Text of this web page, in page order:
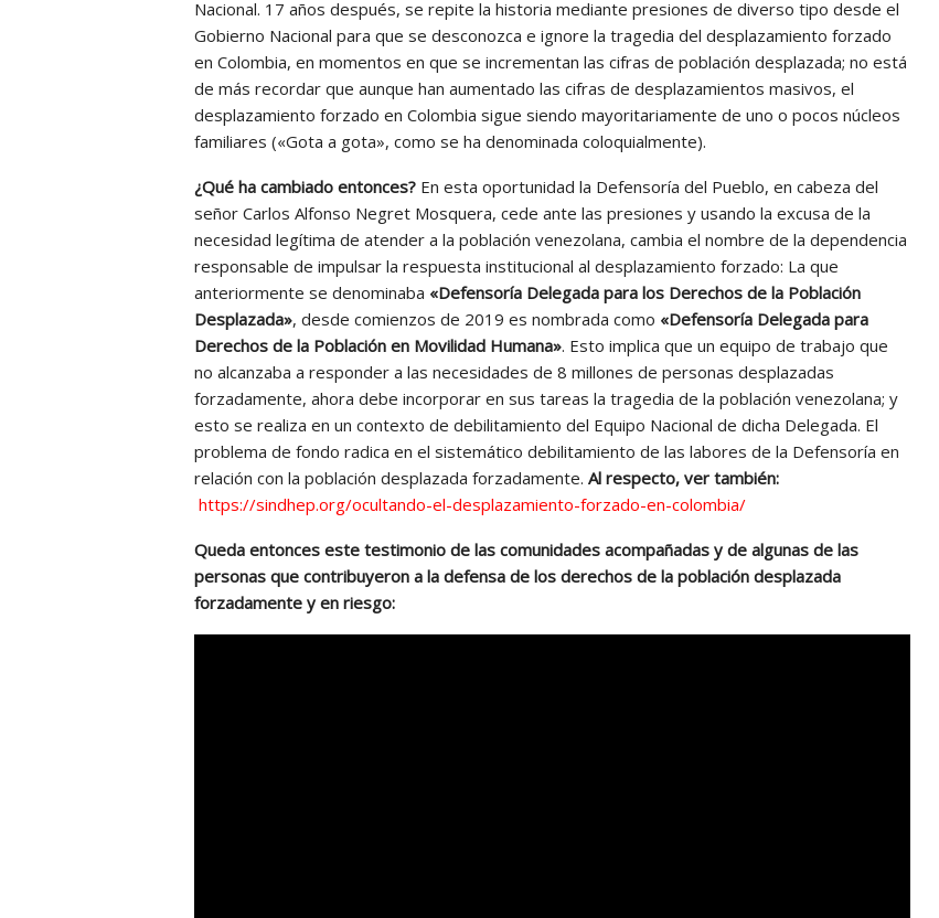
Nacional. 17 años después, se repite la historia mediante presiones de diverso tipo desde el
Gobierno Nacional para que se desconozca e ignore la tragedia del desplazamiento forzado
en Colombia, en momentos en que se incrementan las cifras de población desplazada; no está
de más recordar que aunque han aumentado las cifras de desplazamientos masivos, el
desplazamiento forzado en Colombia sigue siendo mayoritariamente de uno o pocos núcleos
familiares («Gota a gota», como se ha denominada coloquialmente).
¿Qué ha cambiado entonces? En esta oportunidad la Defensoría del Pueblo, en cabeza del
señor Carlos Alfonso Negret Mosquera, cede ante las presiones y usando la excusa de la
necesidad legítima de atender a la población venezolana, cambia el nombre de la dependencia
responsable de impulsar la respuesta institucional al desplazamiento forzado: La que
anteriormente se denominaba «Defensoría Delegada para los Derechos de la Población
Desplazada», desde comienzos de 2019 es nombrada como «Defensoría Delegada para
Derechos de la Población en Movilidad Humana». Esto implica que un equipo de trabajo que
no alcanzaba a responder a las necesidades de 8 millones de personas desplazadas
forzadamente, ahora debe incorporar en sus tareas la tragedia de la población venezolana; y
esto se realiza en un contexto de debilitamiento del Equipo Nacional de dicha Delegada. El
problema de fondo radica en el sistemático debilitamiento de las labores de la Defensoría en
relación con la población desplazada forzadamente. Al respecto, ver también:
https://sindhep.org/ocultando-el-desplazamiento-forzado-en-colombia/
Queda entonces este testimonio de las comunidades acompañadas y de algunas de las
personas que contribuyeron a la defensa de los derechos de la población desplazada
forzadamente y en riesgo: